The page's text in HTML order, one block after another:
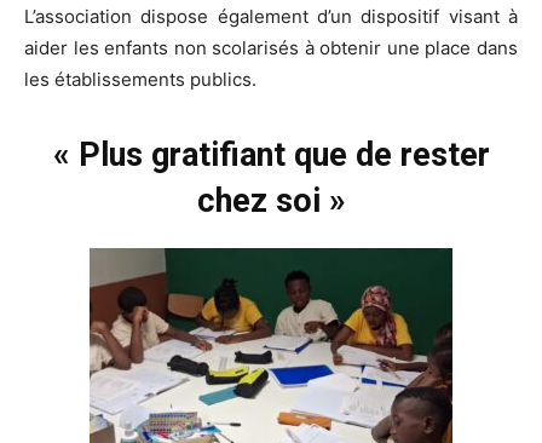
L’association dispose également d’un dispositif visant à
aider les enfants non scolarisés à obtenir une place dans
les établissements publics.
« Plus gratifiant que de rester
chez soi »